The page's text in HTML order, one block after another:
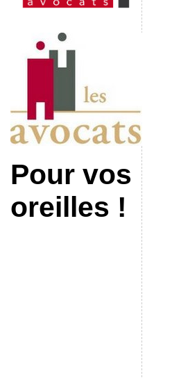
Pour vos
oreilles !